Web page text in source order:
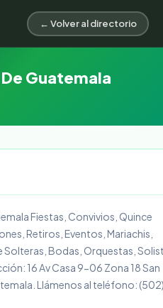
← Volver al directorio
Guatemala
Fiestas, Convivios, Quince
Retiros, Eventos, Mariachis,
Solteras, Bodas, Orquestas,
16 Av Casa 9-06 Zona 18 San
Llámenos al teléfono: